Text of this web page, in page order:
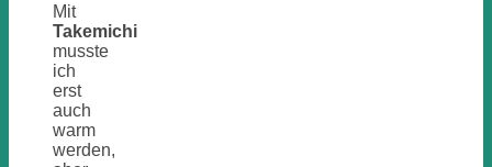
Mit
Takemichi
musste
ich
erst
auch
warm
werden,